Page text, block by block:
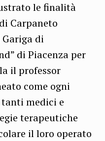
le finalità
Carpaneto
Gariga di
di Piacenza per
il professor
come ogni
medici e
terapeutiche
il loro operato